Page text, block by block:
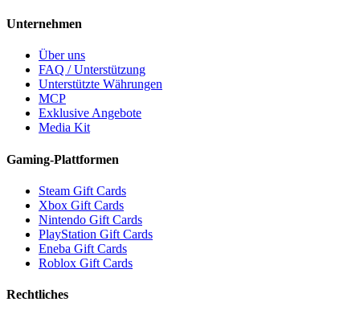
Unternehmen
Über uns
FAQ / Unterstützung
Unterstützte Währungen
MCP
Exklusive Angebote
Media Kit
Gaming-Plattformen
Steam Gift Cards
Xbox Gift Cards
Nintendo Gift Cards
PlayStation Gift Cards
Eneba Gift Cards
Roblox Gift Cards
Rechtliches